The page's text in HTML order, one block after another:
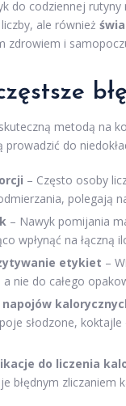
do codziennej
ale również
zdrowiem i
metodą na
do
– Często osoby
polegają
– Nawyk pomijania
wpłynąć na
etykiet –
nie do całego
słodzone,
do liczenia
błędnym